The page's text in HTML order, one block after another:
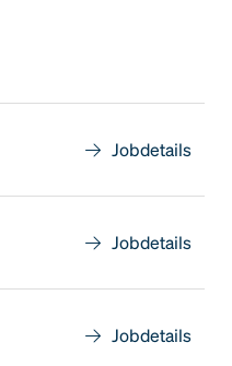
Jobdetails
Jobdetails
Jobdetails